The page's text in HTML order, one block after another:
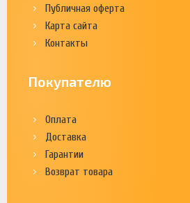
Публичная оферта
Карта сайта
Контакты
Покупателю
Оплата
Доставка
Гарантии
Возврат товара